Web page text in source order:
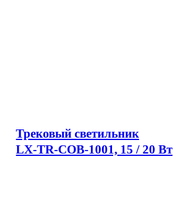
Трековый светильник
LX-TR-COB-1001, 15 / 20 Вт